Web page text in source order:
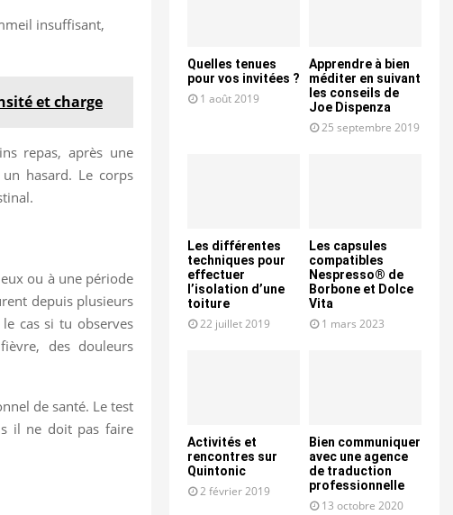
insuffisant,
et charge
repas, après une
hasard. Le corps
ou à une période
depuis plusieurs
cas si tu observes
des douleurs
de santé. Le test
il ne doit pas faire
Quelles tenues
pour vos invitées ?
1 août 2019
Apprendre à bien
méditer en suivant
les conseils de
Joe Dispenza
25 septembre 2019
Les différentes
techniques pour
effectuer
l’isolation d’une
toiture
22 juillet 2019
Les capsules
compatibles
Nespresso® de
Borbone et Dolce
Vita
1 mars 2023
Activités et
rencontres sur
Quintonic
2 février 2019
Bien communiquer
avec une agence
de traduction
professionnelle
13 octobre 2020